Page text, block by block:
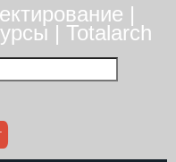
|
| Totalarch